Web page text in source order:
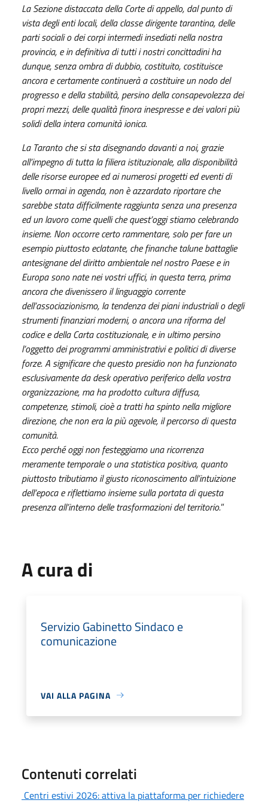
La Sezione distaccata della Corte di appello, dal punto di
vista degli enti locali, della classe dirigente tarantina, delle
parti sociali o dei corpi intermedi insediati nella nostra
provincia, e in definitiva di tutti i nostri concittadini ha
dunque, senza ombra di dubbio, costituito, costituisce
ancora e certamente continuerà a costituire un nodo del
progresso e della stabilità, persino della consapevolezza dei
propri mezzi, delle qualità finora inespresse e dei valori più
solidi della intera comunità ionica.
La Taranto che si sta disegnando davanti a noi, grazie
all’impegno di tutta la filiera istituzionale, alla disponibilità
delle risorse europee ed ai numerosi progetti ed eventi di
livello ormai in agenda, non è azzardato riportare che
sarebbe stata difficilmente raggiunta senza una presenza
ed un lavoro come quelli che quest’oggi stiamo celebrando
insieme. Non occorre certo rammentare, solo per fare un
esempio piuttosto eclatante, che finanche talune battaglie
antesignane del diritto ambientale nel nostro Paese e in
Europa sono nate nei vostri uffici, in questa terra, prima
ancora che divenissero il linguaggio corrente
dell’associazionismo, la tendenza dei piani industriali o degli
strumenti finanziari moderni, o ancora una riforma del
codice e della Carta costituzionale, e in ultimo persino
l’oggetto dei programmi amministrativi e politici di diverse
forze. A significare che questo presidio non ha funzionato
esclusivamente da desk operativo periferico della vostra
organizzazione, ma ha prodotto cultura diffusa,
competenze, stimoli, cioè a tratti ha spinto nella migliore
direzione, che non era la più agevole, il percorso di questa
comunità.
Ecco perché oggi non festeggiamo una ricorrenza
meramente temporale o una statistica positiva, quanto
piuttosto tributiamo il giusto riconoscimento all’intuizione
dell’epoca e riflettiamo insieme sulla portata di questa
presenza all’interno delle trasformazioni del territorio.”
A cura di
Servizio Gabinetto Sindaco e
comunicazione
VAI ALLA PAGINA
Contenuti correlati
Centri estivi 2026: attiva la piattaforma per richiedere